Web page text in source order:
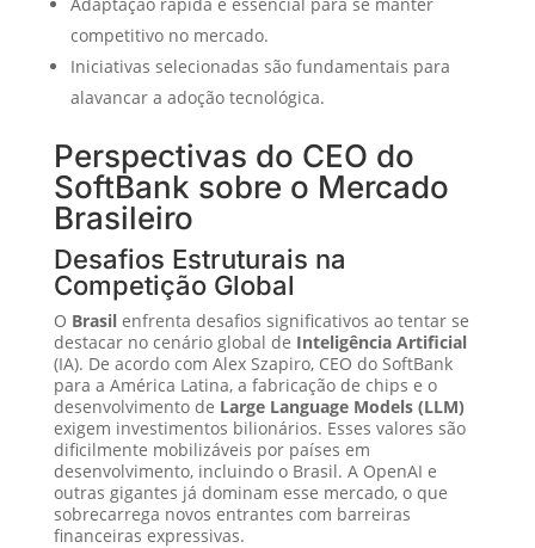
competitivo no mercado.
Iniciativas selecionadas são fundamentais para
alavancar a adoção tecnológica.
Perspectivas do CEO do
SoftBank sobre o Mercado
Brasileiro
Desafios Estruturais na
Competição Global
O Brasilenfrenta desafios significativos ao tentar se
destacar no cenário global de Inteligência Artificial
(IA). De acordo com Alex Szapiro, CEO do SoftBank
para a América Latina, a fabricação de chips e o
desenvolvimento de Large Language Models (LLM)
exigem investimentos bilionários. Esses valores são
dificilmente mobilizáveis por países em
desenvolvimento, incluindo o Brasil. A OpenAI e
outras gigantes já dominam esse mercado, o que
sobrecarrega novos entrantes com barreiras
financeiras expressivas.